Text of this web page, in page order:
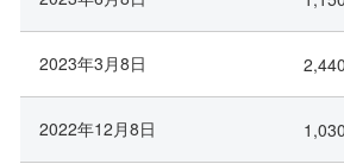
2023年3月8日 2,440
2022年12月8日 1,030